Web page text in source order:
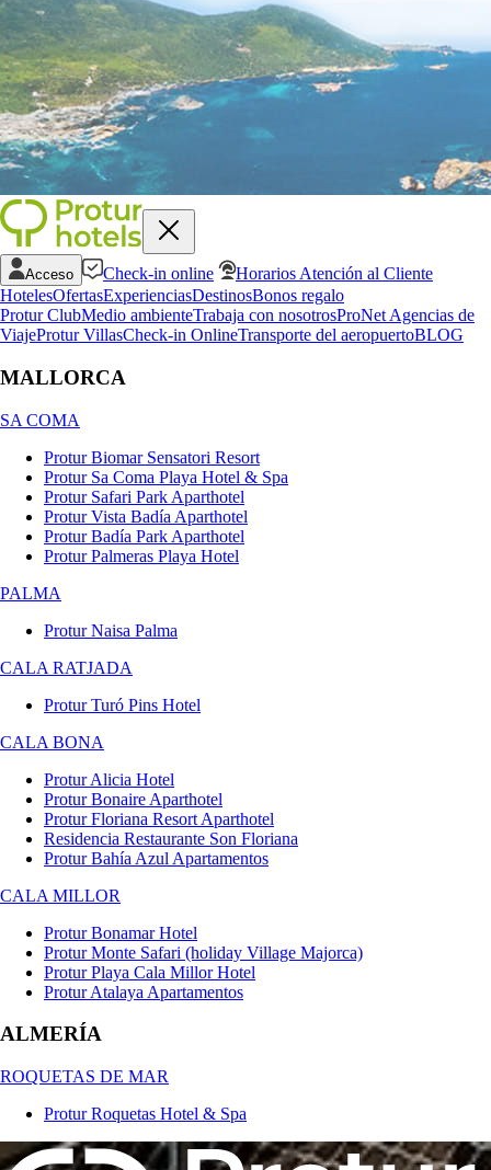
Acceso Check-in online
Horarios Atención al Cliente
HotelesOfertasExperienciasDestinosBonos regalo
Protur ClubMedio ambienteTrabaja con nosotrosProNet Agencias de
ViajeProtur VillasCheck-in OnlineTransporte del aeropuertoBLOG
MALLORCA
SA COMA
Protur Biomar Sensatori Resort
Protur Sa Coma Playa Hotel & Spa
Protur Safari Park Aparthotel
Protur Vista Badía Aparthotel
Protur Badía Park Aparthotel
Protur Palmeras Playa Hotel
PALMA
Protur Naisa Palma
CALA RATJADA
Protur Turó Pins Hotel
CALA BONA
Protur Alicia Hotel
Protur Bonaire Aparthotel
Protur Floriana Resort Aparthotel
Residencia Restaurante Son Floriana
Protur Bahía Azul Apartamentos
CALA MILLOR
Protur Bonamar Hotel
Protur Monte Safari (holiday Village Majorca)
Protur Playa Cala Millor Hotel
Protur Atalaya Apartamentos
ALMERÍA
ROQUETAS DE MAR
Protur Roquetas Hotel & Spa